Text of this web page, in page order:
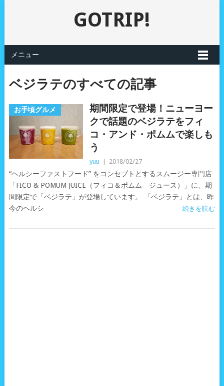
GOTRIP!
メニュー
ベジラテのすべての記事
お手頃グルメ
期間限定で登場！ニューヨー
クで話題のベジラテをフィ
コ・アンド・ポムムで楽しも
う
yuu 2018/02/27
“ヘルシーファストフード” をコンセプトとするスムージー専門店
「FICO & POMUM JUICE­­（フィコ＆ポムム ジュース）」に、期
間限定で「ベジラテ」が登場しています。 「ベジラテ」とは、昨
今のヘルシ
続きを読む